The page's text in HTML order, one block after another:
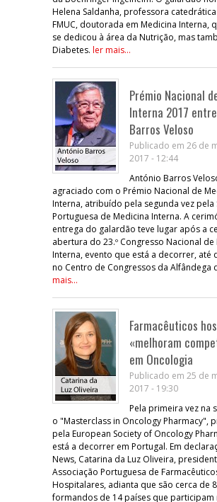
Helena Saldanha, professora
FMUC, doutorada em Medicina Interna,
se dedicou à área da Nutrição, mas
Diabetes. ler mais...
Prémio Nacional
Interna 2017
Barros Veloso
Publicado em 26 de
2017 - 12:44
António Barros
agraciado com o Prémio Nacional de
Interna, atribuído pela segunda vez pela
Portuguesa de Medicina Interna. A
entrega do galardão teve lugar após a
abertura do 23.º Congresso Nacional de
Interna, evento que está a decorrer, até
no Centro de Congressos da Alfândega
mais...
Farmacêuticos
«melhoram
em Oncologia
Publicado em 25 de
2017 - 19:30
Pela primeira vez na
o "Masterclass in Oncology Pharmacy",
pela European Society of Oncology
está a decorrer em Portugal. Em
News, Catarina da Luz Oliveira,
Associação Portuguesa de
Hospitalares, adianta que são cerca de
formandos de 14 países que participam